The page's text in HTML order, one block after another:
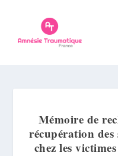
Mémoire de
récupération
chez les